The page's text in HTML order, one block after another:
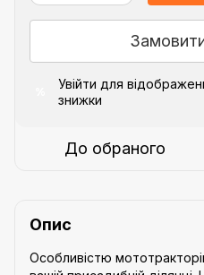
Увійти для
знижки
До обраного
Опис
Особливістю